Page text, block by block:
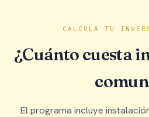
CALCULA TU
¿Cuánto cuesta
El programa incluye